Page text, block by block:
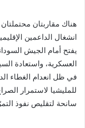
هناك مقاربتان محتملتان
انشغال الداعمين
يفتح أمام الجيش
العسكرية، واستعادة
في ظل انعدام الغطاء
للمليشيا لاستمرار
سانحة لتقليص نفوذ